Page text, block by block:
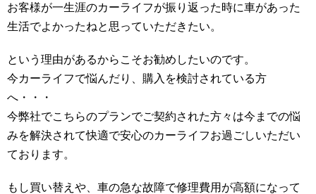
お客様が一生涯のカーライフが振り返った時に車があった
生活でよかったねと思っていただきたい。
という理由があるからこそお勧めしたいのです。
今カーライフで悩んだり、購入を検討されている方
へ・・・
今弊社でこちらのプランでご契約された方々は今までの悩
みを解決されて快適で安心のカーライフお過ごしいただい
ております。
もし買い替えや、車の急な故障で修理費用が高額になって